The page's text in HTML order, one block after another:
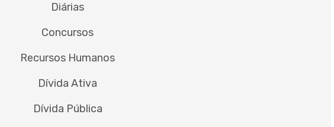
Diárias
Concursos
Recursos Humanos
Dívida Ativa
Dívida Pública